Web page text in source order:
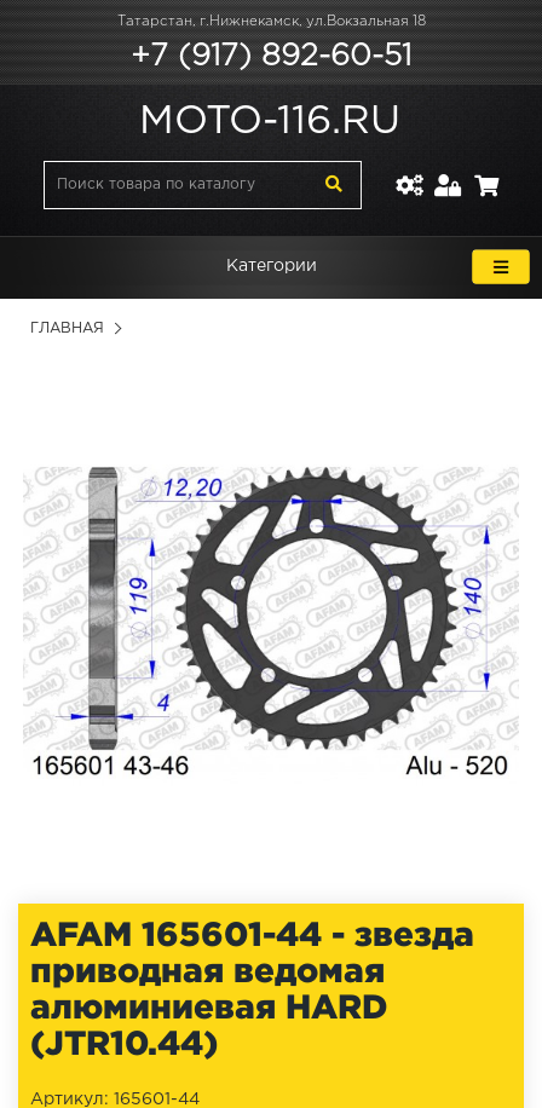
Татарстан, г.Нижнекамск, ул.Вокзальная 18
+7 (917) 892-60-51
MOTO-116.RU
Категории
ГЛАВНАЯ
AFAM 165601-44 - звезда
приводная ведомая
алюминиевая HARD
(JTR10.44)
Артикул: 165601-44